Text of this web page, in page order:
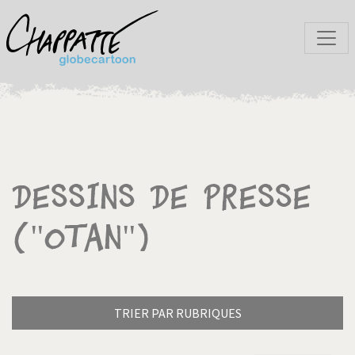
Dessins de presse
("OTAN")
TRIER PAR RUBRIQUES